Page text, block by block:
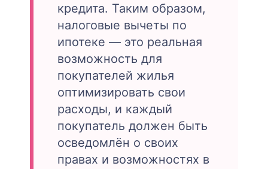
кредита. Таким образом,
налоговые вычеты по
ипотеке — это реальная
возможность для
покупателей жилья
оптимизировать свои
расходы, и каждый
покупатель должен быть
осведомлён о своих
правах и возможностях в